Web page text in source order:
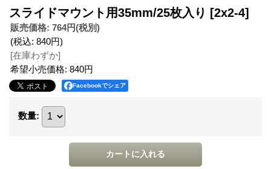
スライドマウント用35mm/25枚入り [2x2-4]
販売価格: 764円(税別)
(税込: 840円)
[在庫わずか]
希望小売価格: 840円
Facebookでシェア
数量: